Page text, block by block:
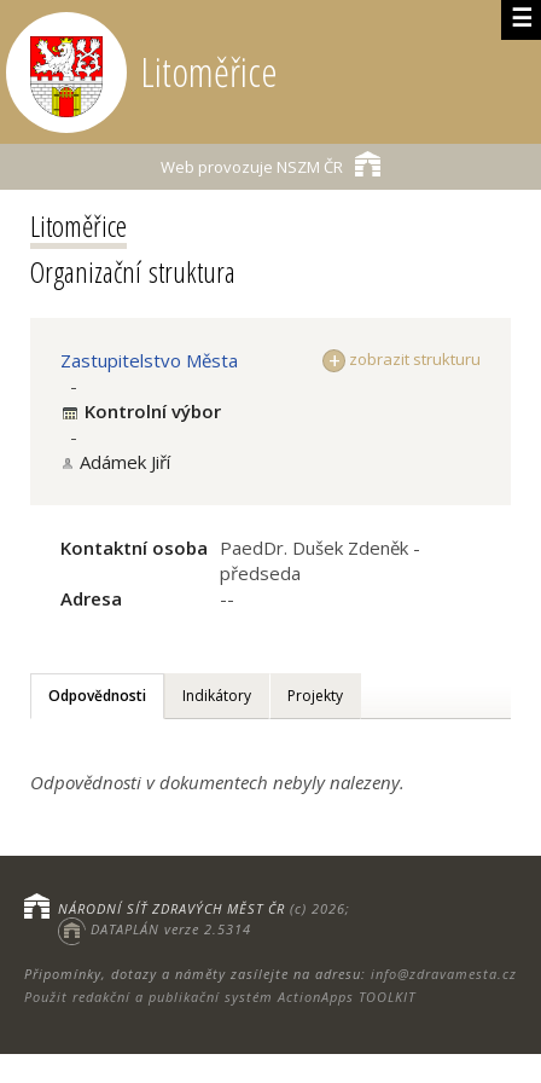
☰
Litoměřice
Web provozuje NSZM ČR
Litoměřice
Organizační struktura
zobrazit strukturu
Zastupitelstvo Města
-
Kontrolní výbor
-
Adámek Jiří
Kontaktní osoba PaedDr. Dušek Zdeněk -
předseda
Adresa
--
Odpovědnosti Indikátory Projekty
Odpovědnosti v dokumentech nebyly nalezeny.
Připomínky, dotazy a náměty zasílejte na adresu: info@zdravamesta.cz
Použit redakční a publikační systém ActionApps TOOLKIT
NÁRODNÍ SÍŤ ZDRAVÝCH MĚST ČR (c) 2026;
DATAPLÁN verze 2.5314